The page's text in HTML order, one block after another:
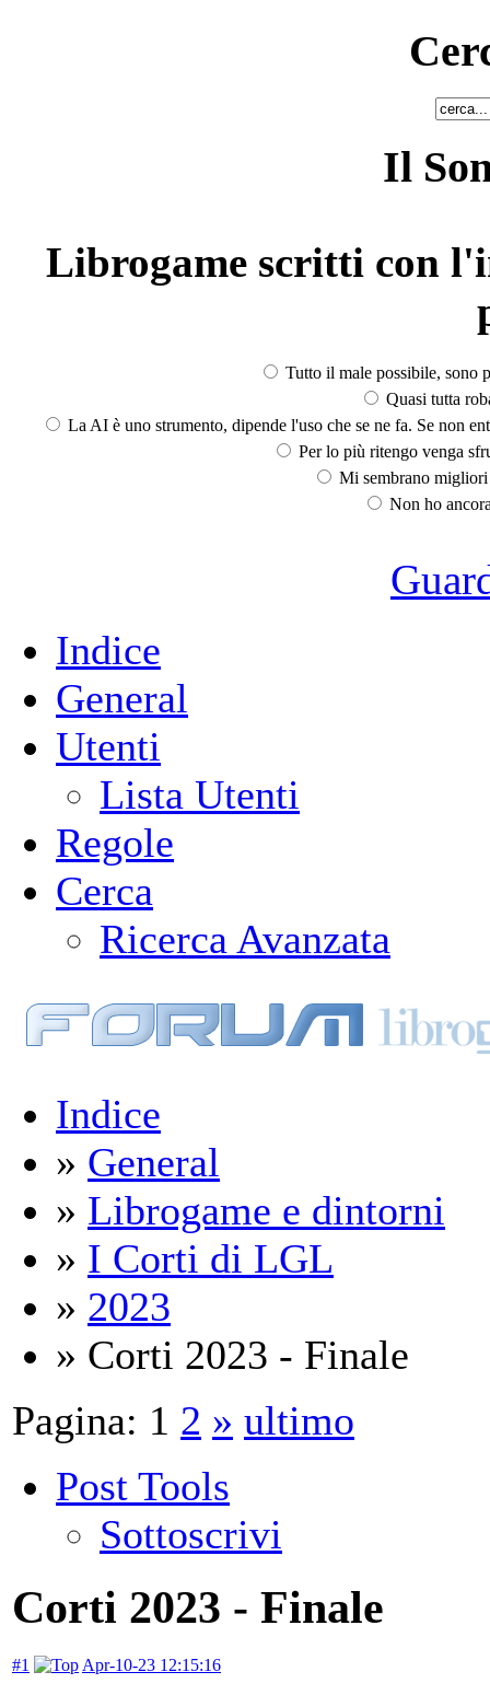
Il
Librogame scritti con
Tutto il male possibile, sono
Quasi tutta
La AI è uno strumento, dipende l'uso che se ne fa. Se non
Per lo più ritengo venga
Mi sembrano
Non ho
Indice
General
Utenti
Lista Utenti
Regole
Cerca
Ricerca Avanzata
Indice
» General
» Librogame e dintorni
» I Corti di LGL
» 2023
» Corti 2023 - Finale
Pagina: 1 2 » ultimo
Post Tools
Sottoscrivi
Corti 2023 - Finale
#1 Apr-10-23 12:15:16